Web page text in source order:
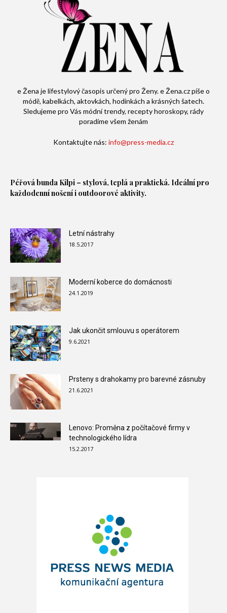
e Žena je lifestylový časopis určený pro Ženy. e Žena.cz píše o
módě, kabelkách, aktovkách, hodinkách a krásných šatech.
Sledujeme pro Vás módní trendy, recepty horoskopy, rády
poradíme všem ženám
Kontaktujte nás: info@press-media.cz
Péřová bunda Kilpi – stylová, teplá a praktická. Ideální pro
každodenní nošení i outdoorové aktivity.
Letní nástrahy
18.5.2017
Moderní koberce do domácnosti
24.1.2019
Jak ukončit smlouvu s operátorem
9.6.2021
Prsteny s drahokamy pro barevné zásnuby
21.6.2021
Lenovo: Proměna z počítačové firmy v
technologického lídra
15.2.2017